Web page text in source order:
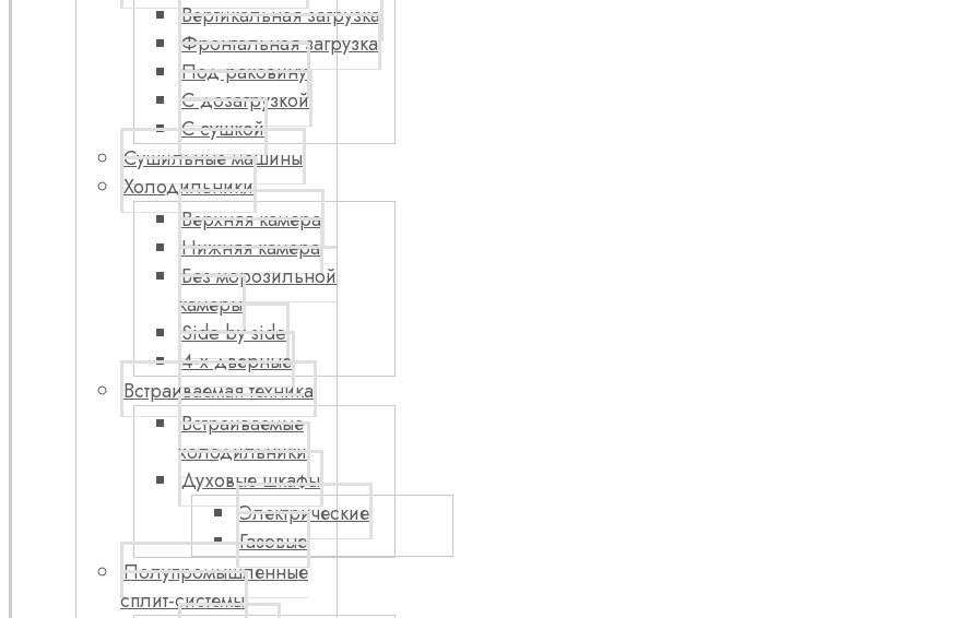
Вертикальная загрузка
Фронтальная загрузка
Под раковину
С дозагрузкой
С сушкой
Сушильные машины
Холодильники
Верхняя камера
Нижняя камера
Без морозильной
камеры
Side by side
4-х дверные
Встраиваемая техника
Встраиваемые
холодильники
Духовые шкафы
Электрические
Газовые
Полупромышленные
сплит-системы